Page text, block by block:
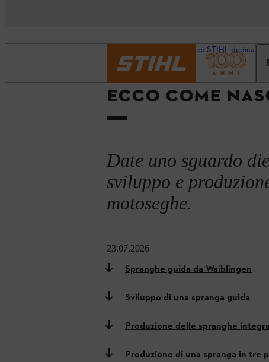
Il sito web STIHL dedicato
ECCO COME
Date uno sguardo
sviluppo e
motoseghe.
23.07.2026
Spranghe guida da Waiblingen
Sviluppo di una spranga guida
Produzione delle spranghe
Produzione di una spranga in tre